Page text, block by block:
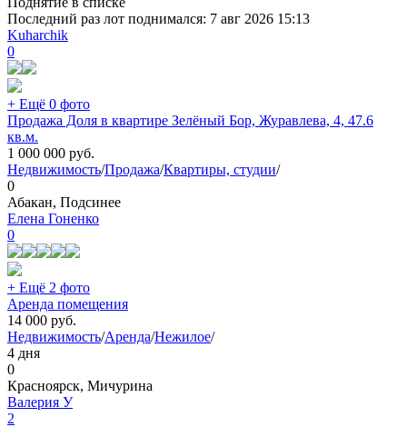
Последний раз лот поднимался: 7 авг 2026 15:13
Kuharchik
0
+ Ещё 0 фото
Продажа Доля в квартире Зелёный Бор, Журавлева, 4, 47.6
кв.м.
1 000 000 руб.
Недвижимость/Продажа/Квартиры, студии/
0
Абакан, Подсинее
Елена Гоненко
0
+ Ещё 2 фото
Аренда помещения
14 000 руб.
Недвижимость/Аренда/Нежилое/
4 дня
0
Красноярск, Мичурина
Валерия У
2